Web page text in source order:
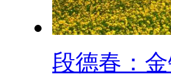
段德春：